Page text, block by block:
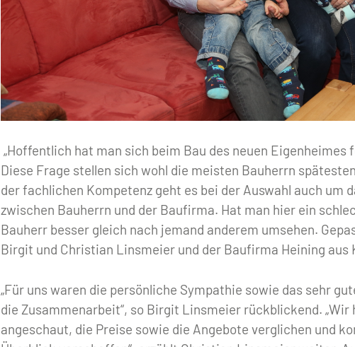
„Hoffentlich hat man sich beim Bau des neuen
Diese Frage stellen sich wohl die meisten Bauherrn
der fachlichen Kompetenz geht es bei der Auswahl auch um
zwischen Bauherrn und der Baufirma. Hat man hier ein
Bauherr besser gleich nach jemand anderem umsehen.
Birgit und Christian Linsmeier und der Baufirma Heining aus
„Für uns waren die persönliche Sympathie sowie das sehr
die Zusammenarbeit“, so Birgit Linsmeier rückblickend. „Wir
angeschaut, die Preise sowie die Angebote verglichen und